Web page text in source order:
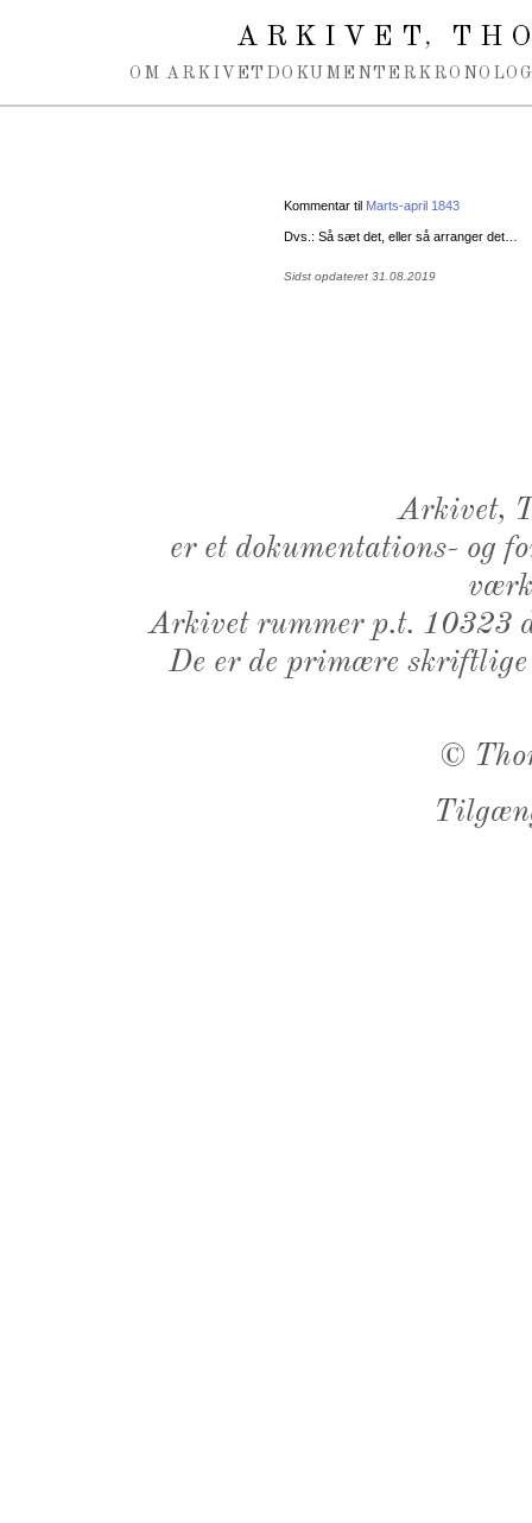
ARKIVET,
OM ARKIVET DOKUMENTER
Kommentar til Marts-april 1843
Dvs.: Så sæt det, eller så arranger det…
Sidst opdateret 31.08.2019
Arkivet,
er et dokumentations- og
Arkivet rummer p.t. 10323
De er de primære
©